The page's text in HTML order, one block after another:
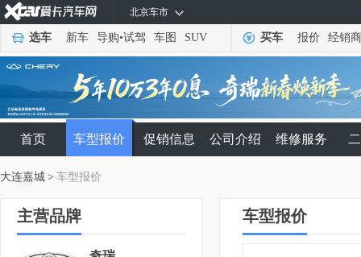
北京车市
选车 新车 导购•试驾 车图 SUV 买车 报价 经销商
首页 车型报价 促销信息 公司介绍 维修服务
大连嘉城 > 车型报价
主营品牌 车型报价